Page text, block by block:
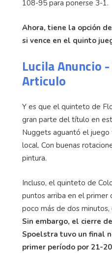
108-95 para ponerse 3-1.
Ahora, tiene la opción
si vence en el quinto
Lucila Anuncio -
Articulo
Y es que el quinteto de
gran parte del título en
Nuggets aguantó el
local. Con buenas
pintura.
Incluso, el quinteto de
puntos arriba en el primer
poco más de dos
Sin embargo, el cierre
Spoelstra tuvo un final
primer período por 21-